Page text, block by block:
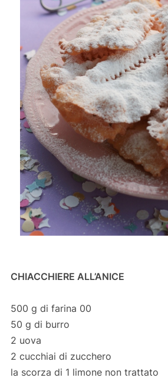
CHIACCHIERE ALL’ANICE
500 g di farina 00
50 g di burro
2 uova
2 cucchiai di zucchero
la scorza di 1 limone non trattato